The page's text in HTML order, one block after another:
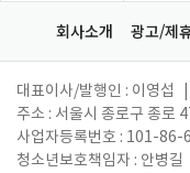
회사소개 광고/제
대표이사/발행인 : 이영섭
주소 : 서울시 종로구 종로
사업자등록번호 : 101-86-
청소년보호책임자 : 안병길